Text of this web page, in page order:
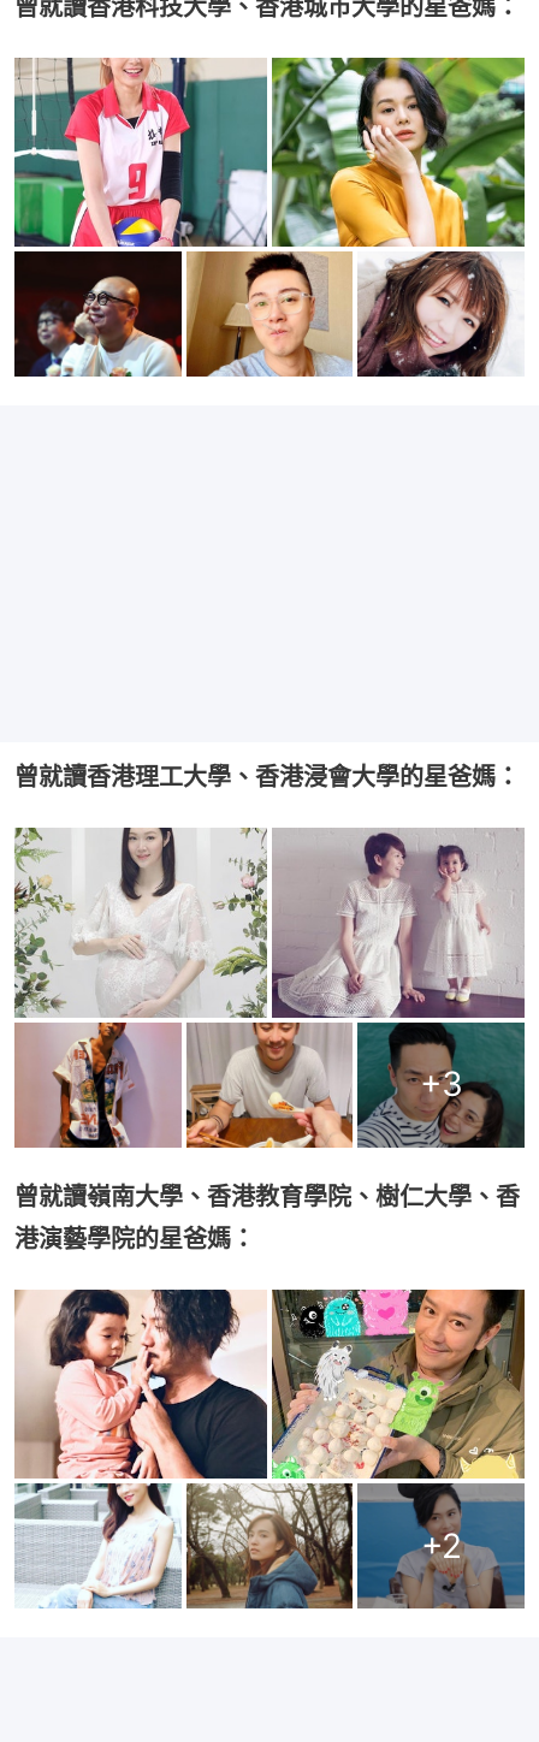
曾就讀香港科技大學、香港城市大學的星爸媽：
曾就讀香港理工大學、香港浸會大學的星爸媽：
+3
曾就讀嶺南大學、香港教育學院、樹仁大學、香
港演藝學院的星爸媽：
+2